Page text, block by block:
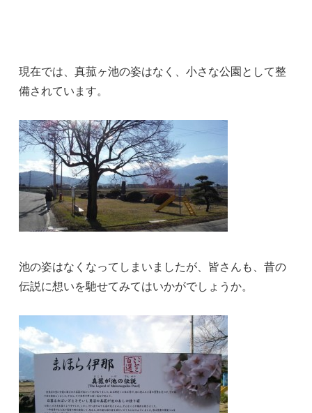
現在では、真菰ヶ池の姿はなく、小さな公園として整
備されています。
池の姿はなくなってしまいましたが、皆さんも、昔の
伝説に想いを馳せてみてはいかがでしょうか。